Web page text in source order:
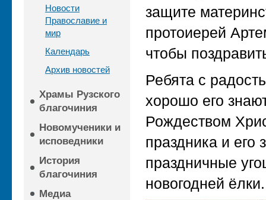
Новости
Православие и
мир
Календарь
Архив новостей
Храмы Рузского
благочиния
Новомученики и
исповедники
История
благочиния
Медиа
защите
протоиерей
чтобы
Ребята с
хорошо его
Рождеством
праздника и
праздничные
новогодней ёлки.